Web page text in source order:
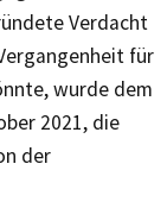
Verdacht
für
wurde dem
2021, die
der